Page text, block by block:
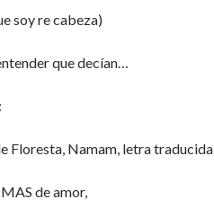
soy re cabeza)
que decían…
Floresta, Namam, letra traducida
de amor,